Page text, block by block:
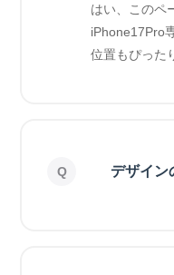
はい、このペ
iPhone17Pro
位置もぴった
デザイン